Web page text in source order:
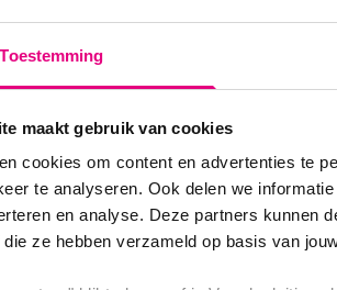
Toestemming
maakt gebruik van cookies
cookies om content en advertenties te
te analyseren. Ook delen we
en analyse. Deze partners kunnen
ze hebben verzameld op basis van
client-side exception has occurred while